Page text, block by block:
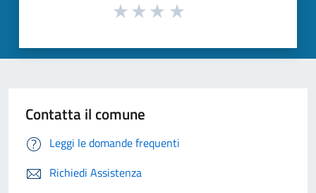
Contatta il comune
Leggi le domande frequenti
Richiedi Assistenza